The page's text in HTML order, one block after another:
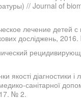
// Journal of
лечение детей
досліджень,
якості діагностики
санітарної
№ 2.